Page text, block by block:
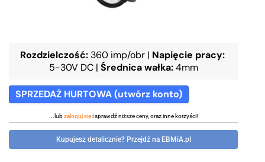
Rozdzielczość: 360 imp/obr | Napięcie pracy:
5-30V DC | Średnica wałka: 4mm
SPRZEDAŻ HURTOWA (utwórz konto)
...lubzaloguj sięi sprawdź niższe ceny, oraz inne korzyści!
Kupujesz detalicznie? Przejdź na EBMiA.pl